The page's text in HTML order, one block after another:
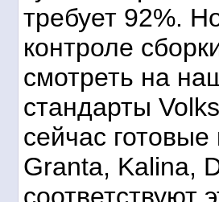
требует 92%.
контроле
смотреть на
стандарты
сейчас
Granta, Kalina,